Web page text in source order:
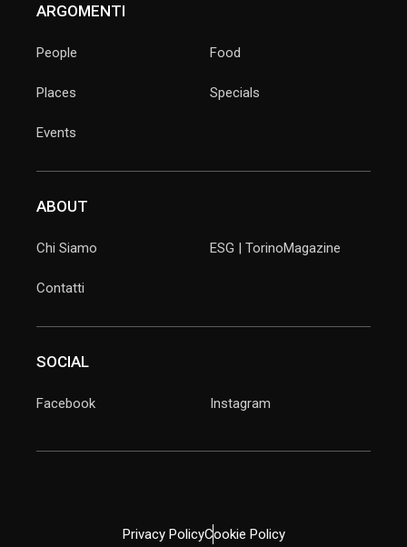
ARGOMENTI
People
Places
Events
Food
Specials
ABOUT
Chi Siamo
Contatti
ESG | TorinoMagazine
SOCIAL
Facebook Instagram
Privacy PolicyCookie Policy